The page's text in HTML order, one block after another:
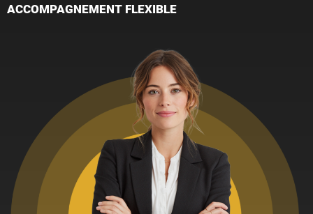
ACCOMPAGNEMENT FLEXIBLE